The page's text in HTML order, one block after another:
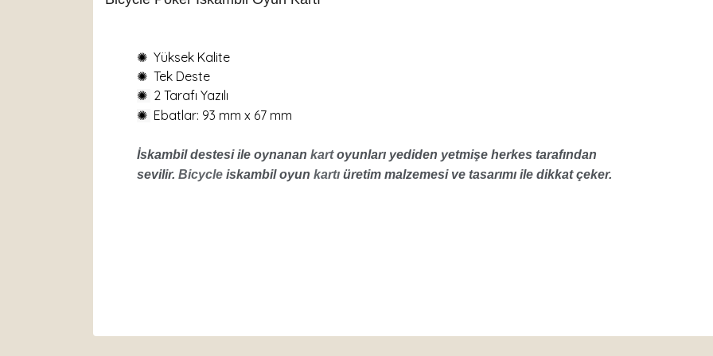
✺ Yüksek Kalite
✺ Tek Deste
✺ 2 Tarafı Yazılı
✺ Ebatlar: 93 mm x 67 mm
İskambil destesi ile oynanan kartoyunları yediden yetmişe herkes tarafından
sevilir. Bicycle iskambil oyun kartı üretim malzemesi ve tasarımı ile dikkat çeker.